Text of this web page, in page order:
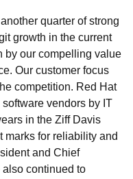
quarter of strong
growth in the current
by our compelling value
Our customer focus
competition. Red Hat
vendors by IT
in the Ziff Davis
marks for reliability and
and Chief
also continued to